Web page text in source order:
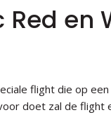
Red en
flight die op
doet zal de flight